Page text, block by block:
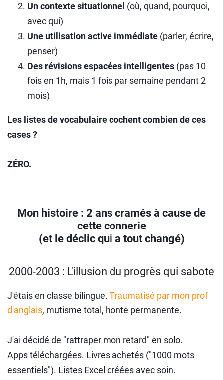
Un contexte situationnel (où, quand, pourquoi,
avec qui)
Une utilisation active immédiate (parler, écrire,
penser)
Des révisions espacées intelligentes (pas 10
fois en 1h, mais 1 fois par semaine pendant 2
mois)
Les listes de vocabulaire cochent combien de ces
cases ?
ZÉRO.
Mon histoire : 2 ans cramés à cause de
cette connerie
(et le déclic qui a tout changé)
2000-2003 : L'illusion du progrès qui sabote
J'étais en classe bilingue. Traumatisé par mon prof
d'anglais, mutisme total, honte permanente.
J'ai décidé de "rattraper mon retard" en solo.
Apps téléchargées. Livres achetés ("1000 mots
essentiels"). Listes Excel créées avec soin.